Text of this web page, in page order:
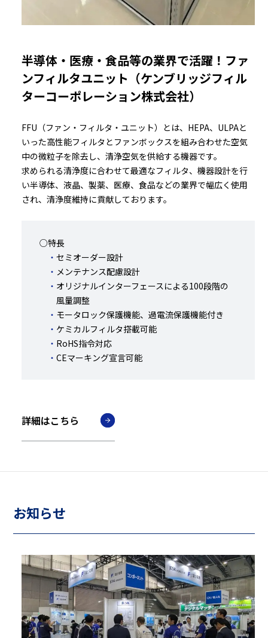
半導体・医療・食品等の業界で活躍！ファ
ンフィルタユニット（ケンブリッジフィル
ターコーポレーション株式会社）
FFU（ファン・フィルタ・ユニット）とは、HEPA、ULPAと
いった高性能フィルタとファンボックスを組み合わせた空気
中の微粒子を除去し、清浄空気を供給する機器です。
求められる清浄度に合わせて最適なフィルタ、機器設計を行
い半導体、液晶、製薬、医療、食品などの業界で幅広く使用
され、清浄度維持に貢献しております。
○特長
セミオーダー設計
メンテナンス配慮設計
オリジナルインターフェースによる100段階の
風量調整
モータロック保護機能、過電流保護機能付き
ケミカルフィルタ搭載可能
RoHS指令対応
CEマーキング宣言可能
詳細はこちら
お知らせ